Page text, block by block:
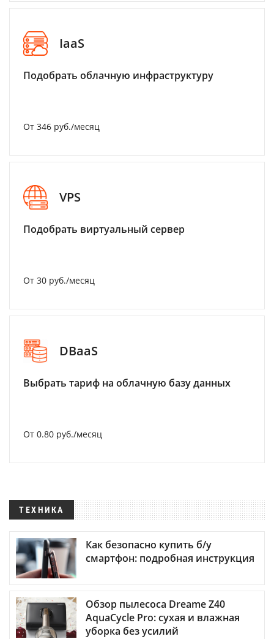
IaaS
Подобрать облачную инфраструктуру
От 346 руб./месяц
VPS
Подобрать виртуальный сервер
От 30 руб./месяц
DBaaS
Выбрать тариф на облачную базу данных
От 0.80 руб./месяц
ТЕХНИКА
Как безопасно купить б/у
смартфон: подробная инструкция
Обзор пылесоса Dreame Z40
AquaCycle Pro: сухая и влажная
уборка без усилий